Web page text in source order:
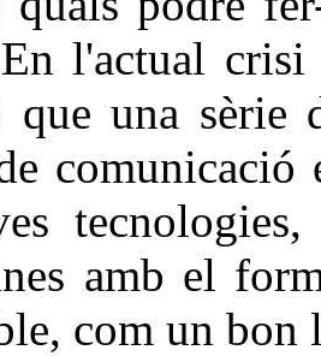
l'actual crisi
que una sèrie
comunicació
amb el
com un bon